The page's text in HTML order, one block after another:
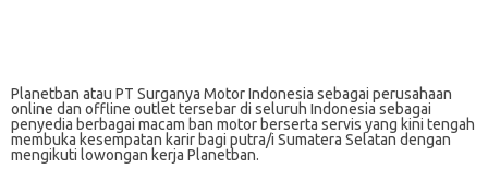
Planetban atau PT Surganya Motor Indonesia sebagai perusahaan
online dan offline outlet tersebar di seluruh Indonesia sebagai
penyedia berbagai macam ban motor berserta servis yang kini tengah
membuka kesempatan karir bagi putra/i Sumatera Selatan dengan
mengikuti lowongan kerja Planetban.